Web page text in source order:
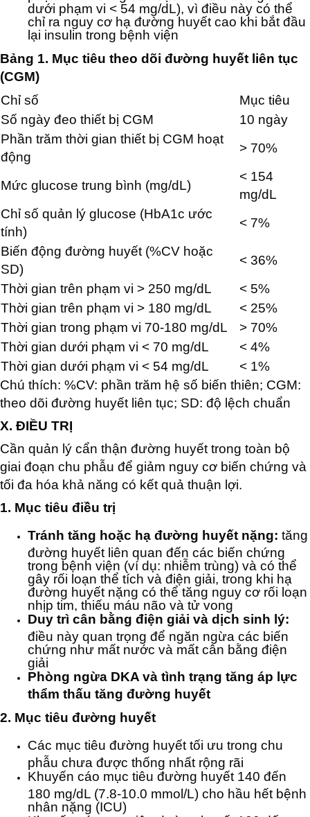
dưới phạm vi < 54 mg/dL), vì điều này có thể
chỉ ra nguy cơ hạ đường huyết cao khi bắt đầu
lại insulin trong bệnh viện
Bảng 1. Mục tiêu theo dõi đường huyết liên tục
(CGM)
Chỉ số
Mục tiêu
Số ngày đeo thiết bị CGM
10 ngày
Phần trăm thời gian thiết bị CGM hoạt
động
> 70%
Mức glucose trung bình (mg/dL)
< 154
mg/dL
Chỉ số quản lý glucose (HbA1c ước
tính)
< 7%
Biến động đường huyết (%CV hoặc
SD)
< 36%
Thời gian trên phạm vi > 250 mg/dL
< 5%
Thời gian trên phạm vi > 180 mg/dL
< 25%
Thời gian trong phạm vi 70-180 mg/dL
> 70%
Thời gian dưới phạm vi < 70 mg/dL
< 4%
Thời gian dưới phạm vi < 54 mg/dL
< 1%
Chú thích: %CV: phần trăm hệ số biến thiên; CGM:
theo dõi đường huyết liên tục; SD: độ lệch chuẩn
X. ĐIỀU TRỊ
Cần quản lý cẩn thận đường huyết trong toàn bộ
giai đoạn chu phẫu để giảm nguy cơ biến chứng và
tối đa hóa khả năng có kết quả thuận lợi.
1. Mục tiêu điều trị
Tránh tăng hoặc hạ đường huyết nặng: tăng
đường huyết liên quan đến các biến chứng
trong bệnh viện (ví dụ: nhiễm trùng) và có thể
gây rối loạn thể tích và điện giải, trong khi hạ
đường huyết nặng có thể tăng nguy cơ rối loạn
nhịp tim, thiếu máu não và tử vong
Duy trì cân bằng điện giải và dịch sinh lý:
điều này quan trọng để ngăn ngừa các biến
chứng như mất nước và mất cân bằng điện
giải
Phòng ngừa DKA và tình trạng tăng áp lực
thẩm thấu tăng đường huyết
2. Mục tiêu đường huyết
Các mục tiêu đường huyết tối ưu trong chu
phẫu chưa được thống nhất rộng rãi
Khuyến cáo mục tiêu đường huyết 140 đến
180 mg/dL (7.8-10.0 mmol/L) cho hầu hết bệnh
nhân nặng (ICU)